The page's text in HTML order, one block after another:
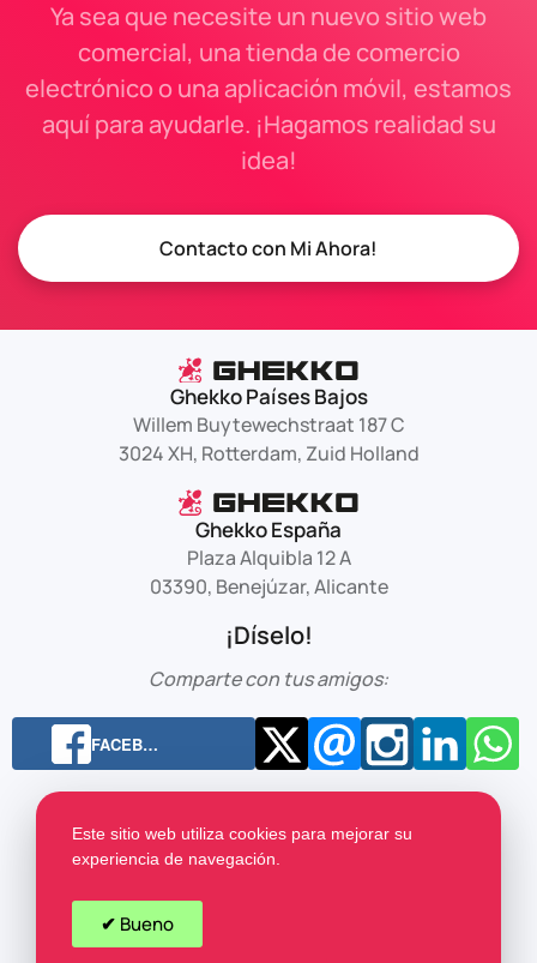
Ya sea que necesite un nuevo sitio web
comercial, una tienda de comercio
electrónico o una aplicación móvil, estamos
aquí para ayudarle. ¡Hagamos realidad su
idea!
Contacto con Mi Ahora!
Ghekko Países Bajos
Willem Buytewechstraat 187 C
3024 XH, Rotterdam, Zuid Holland
Ghekko España
Plaza Alquibla 12 A
03390, Benejúzar, Alicante
¡Díselo!
Comparte con tus amigos:
FACEB…
Declaración de Cookies
Descargo de Responsabilidad
Mapa del Sitio
Copyrights ©2026
Páginas de Destino:
Este sitio web utiliza cookies para mejorar su
experiencia de navegación.
Bueno